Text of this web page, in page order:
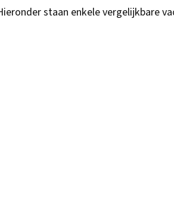
staan enkele vergelijkbare